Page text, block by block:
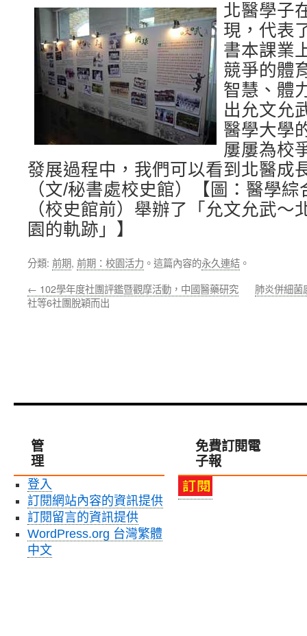
北醫學子
現，代表
書本課業
競爭的體
智慧、體
出允文允
醫學大學
屢屢為校
發展過程中，我們可以看到北醫成
（文/秘書處校史館）【圖：醫學
（校史館前）舉辦了「允文允武～
園的軌跡」】
分類: 前期, 前期：校園活力 。這篇內容的永久連結 。
← 102學年度社團評鑑暨觀摩活動，中國醫藥研究
社等6社團脫穎而出
肺炎併細菌
管
理
登入
訂閱網站內容的資訊提供
訂閱留言的資訊提供
WordPress.org 台灣繁體
中文
免費訂閱電
子報